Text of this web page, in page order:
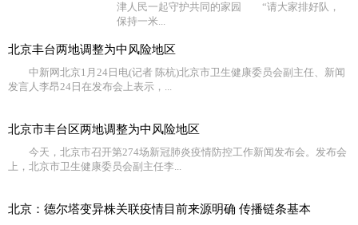
津人民一起守护共同的家园 “请大家排好队，
保持一米...
北京丰台两地调整为中风险地区
中新网北京1月24日电(记者 陈杭)北京市卫生健康委员会副主任、新闻
发言人李昂24日在发布会上表示，...
北京市丰台区两地调整为中风险地区
今天，北京市召开第274场新冠肺炎疫情防控工作新闻发布会。发布会
上，北京市卫生健康委员会副主任李...
北京：德尔塔变异株关联疫情目前来源明确 传播链条基本